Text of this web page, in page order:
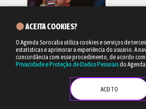
11/10 às 20h
Pablo + Toque Dez
ACEITA COOKIES?
O Agenda Sorocaba utiliza cookies e serviços de
estatísticas e aprimorar a experiência do usuário. A
concordância com esse procedimento, de acordo com
Privacidade e Proteção de Dados Pessoaisdo
ACEITO